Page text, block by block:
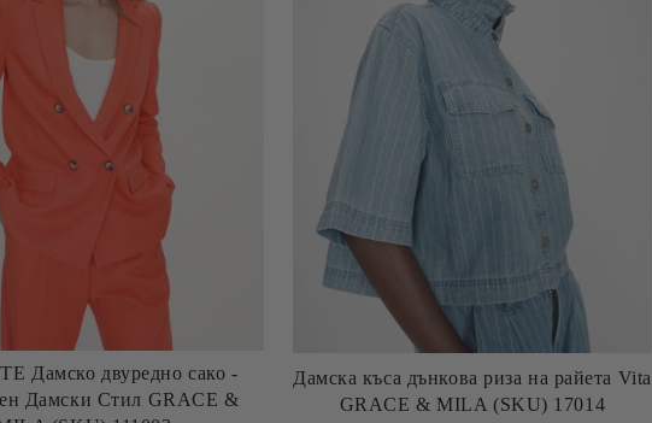
Дамско двуредно сако -
Дамски Стил GRACE &
Дамска къса дънкова риза на райета Vita
GRACE & MILA (SKU) 17014